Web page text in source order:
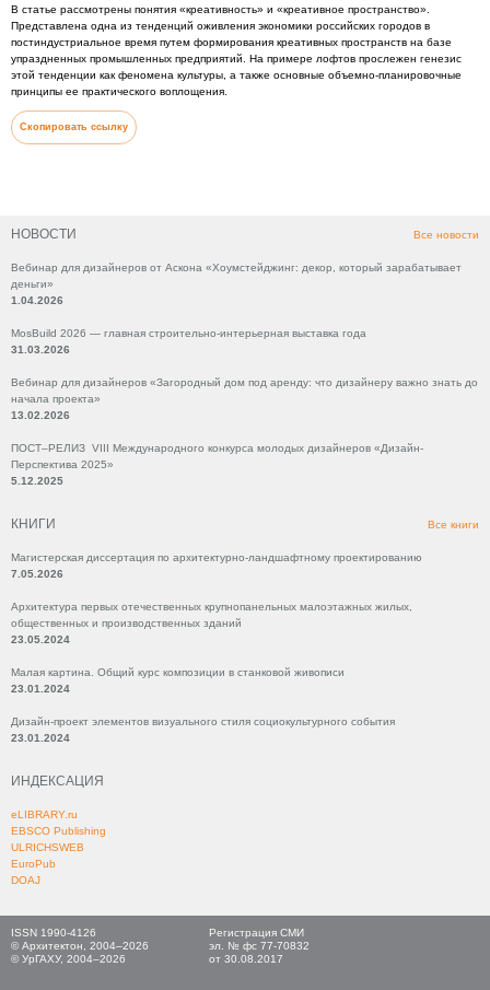
НОВОСТИ Все новости
Вебинар для дизайнеров от Аскона «Хоумстейджинг: декор, который зарабатывает
деньги»
1.04.2026
MosBuild 2026 — главная строительно-интерьерная выставка года
31.03.2026
Вебинар для дизайнеров «Загородный дом под аренду: что дизайнеру важно знать до
начала проекта»
13.02.2026
ПОСТ–РЕЛИЗ VIII Международного конкурса молодых дизайнеров «Дизайн-
Перспектива 2025»
5.12.2025
КНИГИ Все книги
Магистерская диссертация по архитектурно-ландшафтному проектированию
7.05.2026
Архитектура первых отечественных крупнопанельных малоэтажных жилых,
общественных и производственных зданий
23.05.2024
Малая картина. Общий курс композиции в станковой живописи
23.01.2024
Дизайн-проект элементов визуального стиля социокультурного события
23.01.2024
ИНДЕКСАЦИЯ
eLIBRARY.ru
EBSCO Publishing
ULRICHSWEB
EuroPub
DOAJ
В статье рассмотрены понятия «креативность» и «креативное пространство».
Представлена одна из тенденций оживления экономики российских городов в
постиндустриальное время путем формирования креативных пространств на базе
упраздненных промышленных предприятий. На примере лофтов прослежен генезис
этой тенденции как феномена культуры, а также основные объемно-планировочные
принципы ее практического воплощения.
Скопировать ссылку
ISSN 1990-4126
© Архитектон, 2004–2026
© УрГАХУ, 2004–2026
Регистрация СМИ
эл. № фс 77-70832
от 30.08.2017